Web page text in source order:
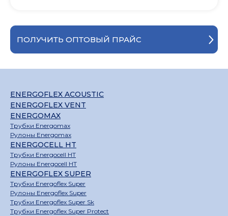
ПОЛУЧИТЬ ОПТОВЫЙ ПРАЙС
ENERGOFLEX ACOUSTIC
ENERGOFLEX VENT
ENERGOMAX
Трубки Energomax
Рулоны Energomax
ENERGOCELL HT
Трубки Energocell HT
Рулоны Energocell HT
ENERGOFLEX SUPER
Трубки Energoflex Super
Рулоны Energoflex Super
Трубки Energoflex Super Sk
Трубки Energoflex Super Protect